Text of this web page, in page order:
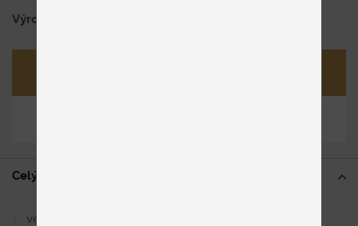
Výrobca
Celý popis
veľký výber komponentov